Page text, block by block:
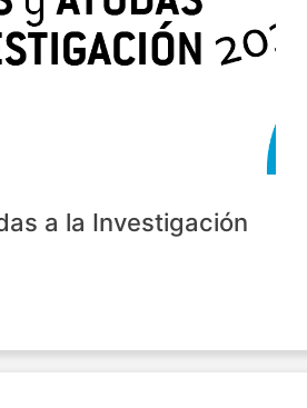
a la Investigación